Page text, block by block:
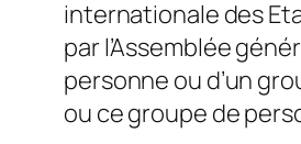
internationale des
par l’Assemblée
personne ou d’un
ou ce groupe de